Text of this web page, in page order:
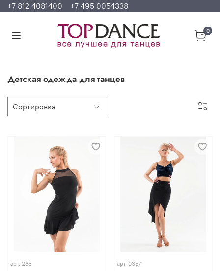
+7 812 4081400 +7 495 0054338
0
Детская одежда для танцев
арт. 233 арт. 035/1